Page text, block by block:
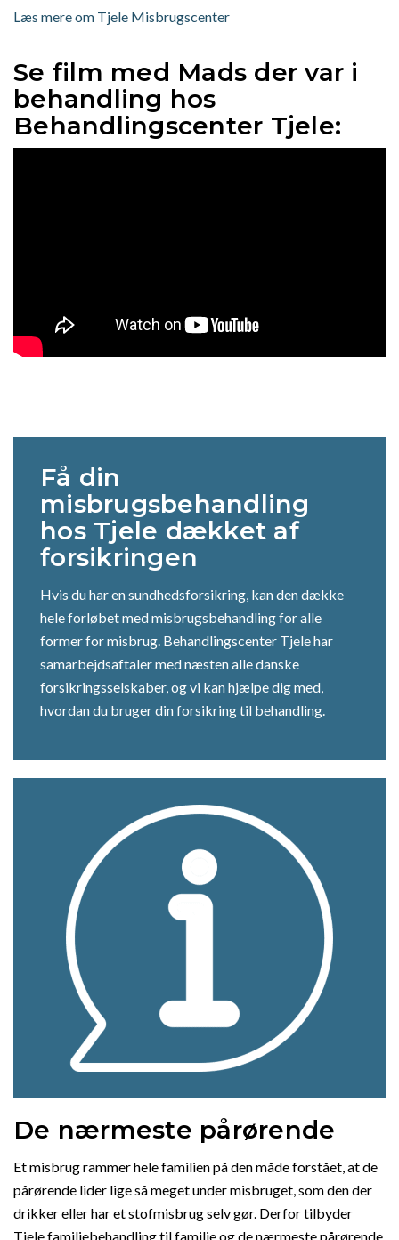
Læs mere om Tjele Misbrugscenter
Se film med Mads der var i
behandling hos
Behandlingscenter Tjele:
Få din
misbrugsbehandling
hos Tjele dækket af
forsikringen
Hvis du har en sundhedsforsikring, kan den dække
hele forløbet med misbrugsbehandling for alle
former for misbrug. Behandlingscenter Tjele har
samarbejdsaftaler med næsten alle danske
forsikringsselskaber, og vi kan hjælpe dig med,
hvordan du bruger din forsikring til behandling.
De nærmeste pårørende
Et misbrug rammer hele familien på den måde forstået, at de
pårørende lider lige så meget under misbruget, som den der
drikker eller har et stofmisbrug selv gør. Derfor tilbyder
Tjele familiebehandling til familie og de nærmeste pårørende